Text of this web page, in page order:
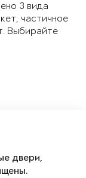
3 вида
частичное
Выбирайте
двери,